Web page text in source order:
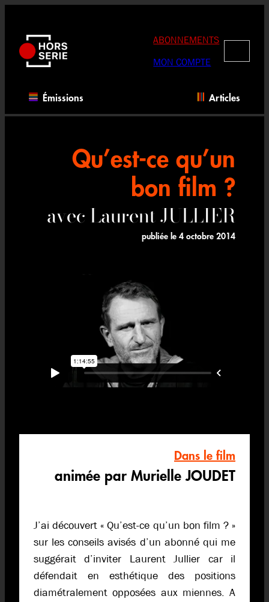
contenu
ABONNEMENTS
MON COMPTE
Émissions Articles
Qu’est-ce qu’un
bon film ?
avec Laurent JULLIER
publiée le 4 octobre 2014
Dans le film
animée par Murielle JOUDET
J’ai découvert « Qu’est-ce qu’un bon film ? »
sur les conseils avisés d’un abonné qui me
suggérait d’inviter Laurent Jullier car il
défendait en esthétique des positions
diamétralement opposées aux miennes. A